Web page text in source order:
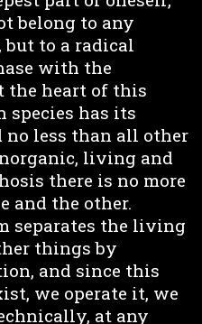
belong to any
to a radical
with the
the heart of this
species has its
no less than all other
living and
there is no more
and the other.
separates the living
things by
and since this
we operate it, we
at any